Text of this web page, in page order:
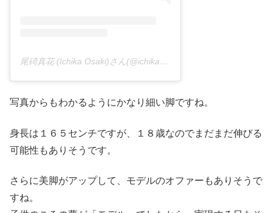
尾碕真花 (Ichika Osaki)さん(@ichika_osaki_official)がシェアした投稿 –
写真からもわかるようにかなり細い脚ですね。
身長は１６５センチですが、１８歳なのでまだまだ伸びる
可能性もありそうです。
さらに美脚がアップして、モデルのオファーもありそうで
すね。